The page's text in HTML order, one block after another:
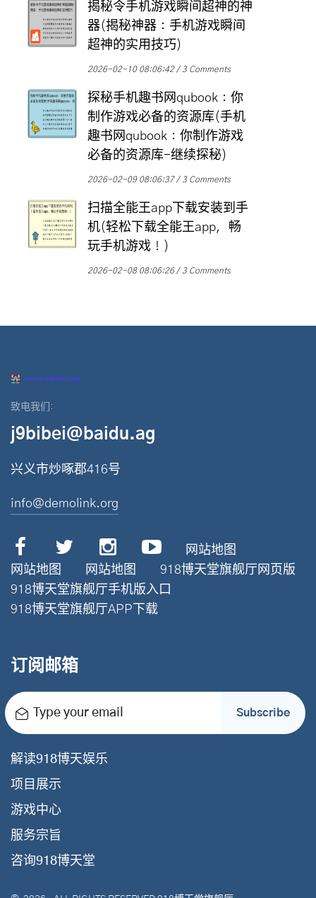
揭秘令手机游戏瞬间超神的神
器(揭秘神器：手机游戏瞬间
超神的实用技巧)
2026-02-10 08:06:42 3 Comments
探秘手机趣书网qubook：你
制作游戏必备的资源库(手机
趣书网qubook：你制作游戏
必备的资源库-继续探秘)
2026-02-09 08:06:37 3 Comments
扫描全能王app下载安装到手
机(轻松下载全能王app，畅
玩手机游戏！)
2026-02-08 08:06:26 3 Comments
致电我们:
j9bibei@baidu.ag
兴义市炒啄郡416号
info@demolink.org
网站地图
网站地图
网站地图
918博天堂旗舰厅网页版
918博天堂旗舰厅手机版入口
918博天堂旗舰厅APP下载
订阅邮箱
Type your email Subscribe
解读918博天娱乐
项目展示
游戏中心
服务宗旨
咨询918博天堂